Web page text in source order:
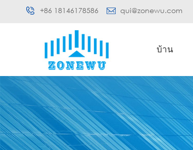
+86 18146178586 qui@zonewu.com
บ้าน